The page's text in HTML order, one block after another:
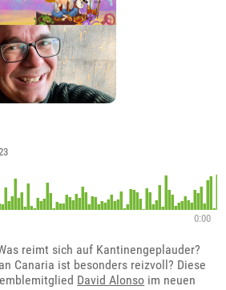
0:00
reimt sich auf Kantinengeplauder?
Canaria ist besonders reizvoll? Diese
David Alonso im neuen